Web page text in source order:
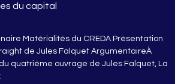
du capital
Matérialités du CREDA Présentation
de Jules Falquet ArgumentaireÀ
quatrième ouvrage de Jules Falquet, La